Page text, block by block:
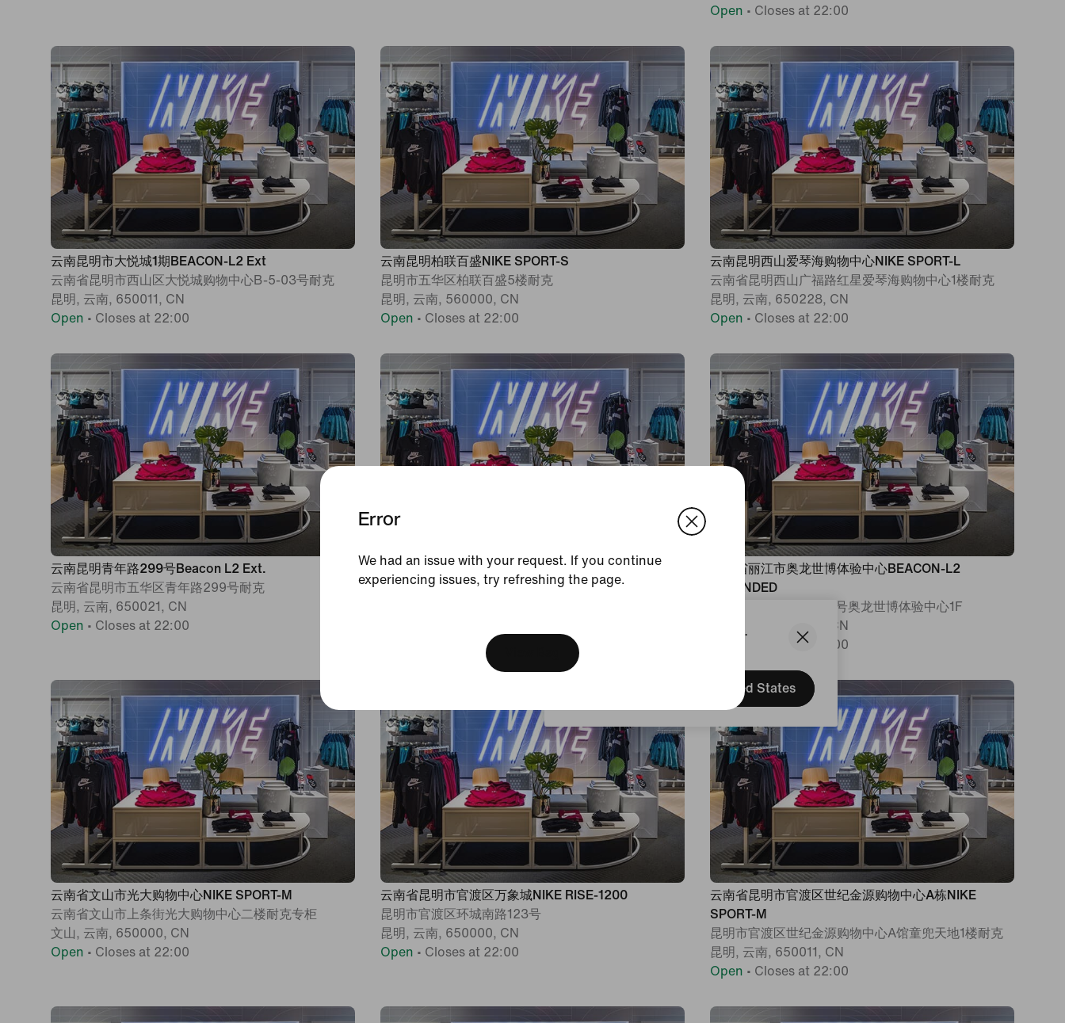
We think you are in United States.
Update your location?
United States
Error
We had an issue with your request. If you continue
experiencing issues, try refreshing the page.
Open • Closes at 22:00
云南昆明市大悦城1期BEACON-L2 Ext
云南省昆明市西山区大悦城购物中心B-5-03号耐克
昆明, 云南, 650011, CN
Open • Closes at 22:00
云南昆明柏联百盛NIKE SPORT-S
昆明市五华区柏联百盛5楼耐克
昆明, 云南, 560000, CN
Open • Closes at 22:00
云南昆明西山爱琴海购物中心NIKE SPORT-L
云南省昆明西山广福路红星爱琴海购物中心1楼耐克
昆明, 云南, 650228, CN
Open • Closes at 22:00
云南昆明青年路299号Beacon L2 Ext.
云南省昆明市五华区青年路299号耐克
昆明, 云南, 650021, CN
Open • Closes at 22:00
云南省丽江市古城区国际购物中心NIKE SPORT-L
丽江市古城区福慧路618号丽江国际购物广场A栋一楼
云南省丽江市奥龙世博体验中心BEACON-L2
EXTENDED
丽江古城区福慧路648号奥龙世博体验中心1F
丽江, 云南, 650000, CN
Closes at 22:00
云南省文山市光大购物中心NIKE SPORT-M
云南省文山市上条街光大购物中心二楼耐克专柜
文山, 云南, 650000, CN
Open • Closes at 22:00
云南省昆明市官渡区万象城NIKE RISE-1200
昆明市官渡区环城南路123号
昆明, 云南, 650000, CN
Open • Closes at 22:00
云南省昆明市官渡区世纪金源购物中心A栋NIKE
SPORT-M
昆明市官渡区世纪金源购物中心A馆童兜天地1楼耐克
昆明, 云南, 650011, CN
Open • Closes at 22:00